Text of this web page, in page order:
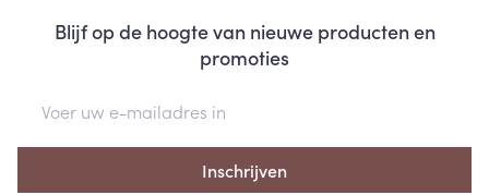
Blijf op de hoogte van nieuwe producten en
promoties
Inschrijven